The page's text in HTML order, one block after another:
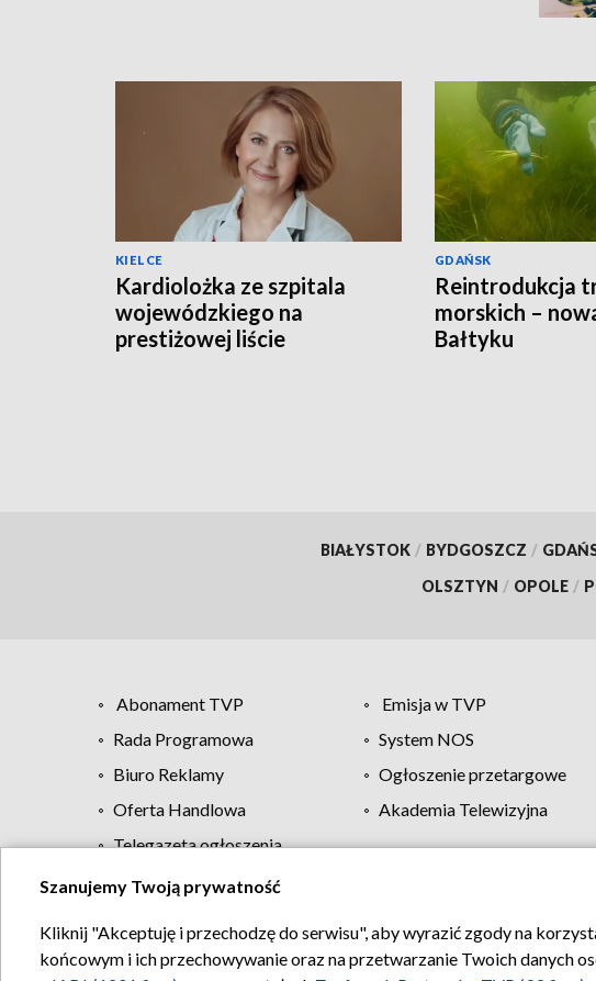
KIELCE
Kardiolożka ze szpitala
wojewódzkiego na
prestiżowej liście
GDAŃSK
Reintrodukcja
morskich –
Bałtyku
BIAŁYSTOK / BYDGOSZCZ /
OLSZTYN / OPOLE /
Abonament TVP Emisja w TVP
Rada Programowa
System NOS
Biuro Reklamy
Ogłoszenie przetargowe
Oferta Handlowa
Akademia Telewizyjna
Telegazeta ogłoszenia
Regulamin TVP Polityka
Szanujemy Twoją prywatność
Kliknij "Akceptuję i przechodzę do serwisu", aby wyrazić zgody na
końcowym i ich przechowywanie oraz na przetwarzanie Twoich danych